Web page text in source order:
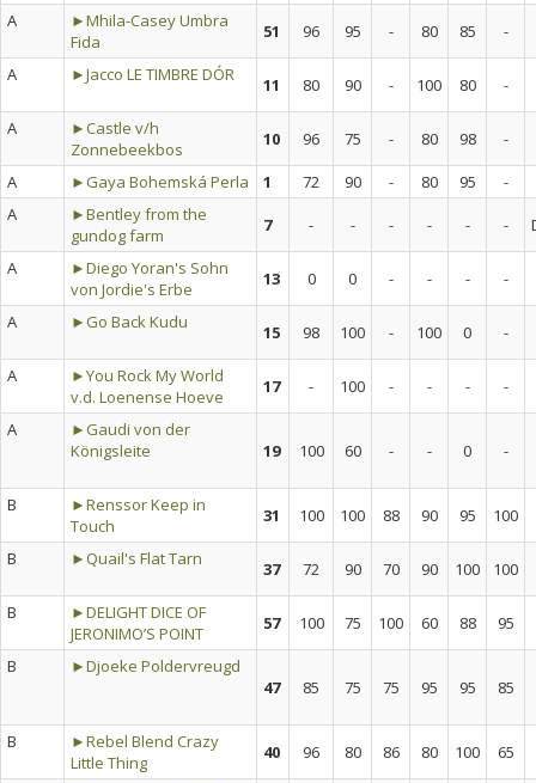
A
►Mhila-Casey Umbra
Fida
51 96 95 - 80 85
-
A
►Jacco LE TIMBRE DÓR 11 80 90 - 100 80
-
A
►Castle v/h
Zonnebeekbos
10 96 75 - 80 98
-
A
►Gaya Bohemská Perla 1 72 90 - 80 95
-
A
►Bentley from the
gundog farm
7 - - - - - -
A
►Diego Yoran's Sohn
von Jordie's Erbe
13 0 0 - - -
-
A
►Go Back Kudu 15 98 100 - 100 0
-
A
►You Rock My World
v.d. Loenense Hoeve
17 - 100 - - -
-
A
►Gaudi von der
Königsleite
19 100 60 - - 0 -
B
►Renssor Keep in
Touch
31 100 100 88 90 95
100
B
►Quail's Flat Tarn 37 72 90 70 90 100
100
B
►DELIGHT DICE OF
JERONIMO’S POINT
57 100 75 100 60 88
95
B
►Djoeke Poldervreugd
47
85 75 75 95 95 85
B
►Rebel Blend Crazy
Little Thing
40 96 80 86 80 100
65